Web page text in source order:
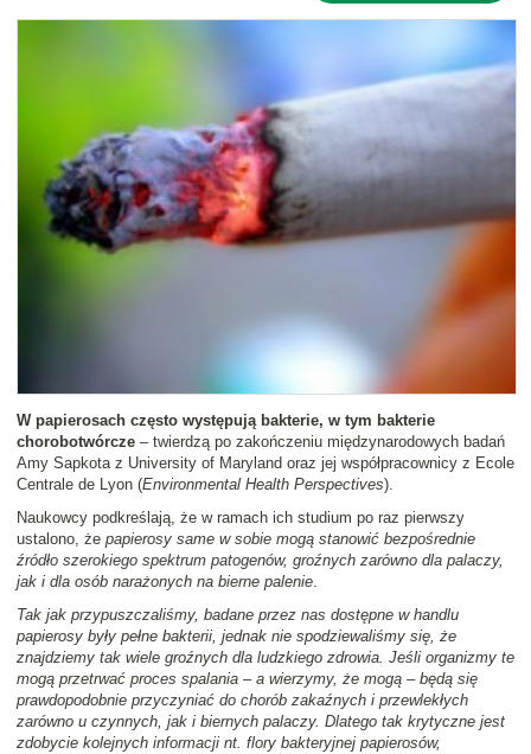
W papierosach często występują bakterie, w tym bakterie
chorobotwórcze – twierdzą po zakończeniu międzynarodowych badań
Amy Sapkota z University of Maryland oraz jej współpracownicy z Ecole
Centrale de Lyon (Environmental Health Perspectives).
Naukowcy podkreślają, że w ramach ich studium po raz pierwszy
ustalono, że papierosy same w sobie mogą stanowić bezpośrednie
źródło szerokiego spektrum patogenów, groźnych zarówno dla palaczy,
jak i dla osób narażonych na bierne palenie.
Tak jak przypuszczaliśmy, badane przez nas dostępne w handlu
papierosy były pełne bakterii, jednak nie spodziewaliśmy się, że
znajdziemy tak wiele groźnych dla ludzkiego zdrowia. Jeśli organizmy te
mogą przetrwać proces spalania – a wierzymy, że mogą – będą się
prawdopodobnie przyczyniać do chorób zakaźnych i przewlekłych
zarówno u czynnych, jak i biernych palaczy. Dlatego tak krytyczne jest
zdobycie kolejnych informacji nt. flory bakteryjnej papierosów,